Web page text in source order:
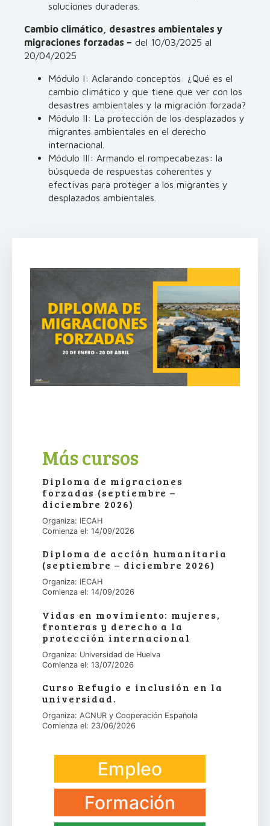
soluciones duraderas.
Cambio climático, desastres ambientales y
migraciones forzadas – del 10/03/2025 al
20/04/2025
Módulo I: Aclarando conceptos: ¿Qué es el
cambio climático y que tiene que ver con los
desastres ambientales y la migración forzada?
Módulo II: La protección de los desplazados y
migrantes ambientales en el derecho
internacional.
Módulo III: Armando el rompecabezas: la
búsqueda de respuestas coherentes y
efectivas para proteger a los migrantes y
desplazados ambientales.
Más cursos
Diploma de migraciones
forzadas (septiembre –
diciembre 2026)
Organiza: IECAH
Comienza el: 14/09/2026
Diploma de acción humanitaria
(septiembre – diciembre 2026)
Organiza: IECAH
Comienza el: 14/09/2026
Vidas en movimiento: mujeres,
fronteras y derecho a la
protección internacional
Organiza: Universidad de Huelva
Comienza el: 13/07/2026
Curso Refugio e inclusión en la
universidad.
Organiza: ACNUR y Cooperación Española
Comienza el: 23/06/2026
Empleo
Formación